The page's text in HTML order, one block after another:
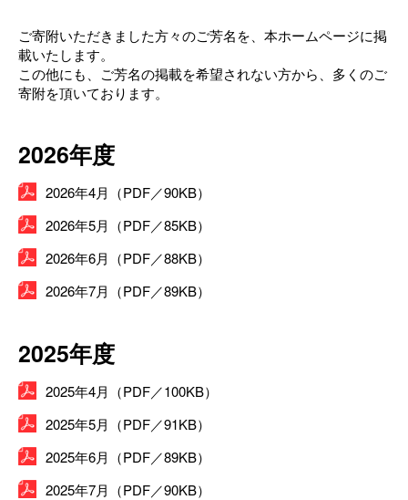
ご寄附いただきました方々のご芳名を、本ホームページに掲
載いたします。
この他にも、ご芳名の掲載を希望されない方から、多くのご
寄附を頂いております。
2026年度
2026年4月（PDF／90KB）
2026年5月（PDF／85KB）
2026年6月（PDF／88KB）
2026年7月（PDF／89KB）
2025年度
2025年4月（PDF／100KB）
2025年5月（PDF／91KB）
2025年6月（PDF／89KB）
2025年7月（PDF／90KB）